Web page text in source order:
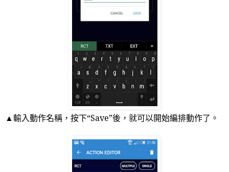
▲輸入動作名稱，按下“Save”後，就可以開始編排動作了。